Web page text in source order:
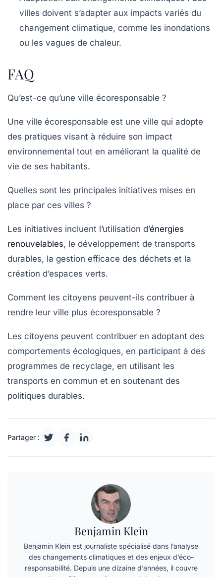
villes doivent s’adapter aux impacts variés du
changement climatique, comme les inondations
ou les vagues de chaleur.
FAQ
Qu’est-ce qu’une ville écoresponsable ?
Une ville écoresponsable est une ville qui adopte
des pratiques visant à réduire son impact
environnemental tout en améliorant la qualité de
vie de ses habitants.
Quelles sont les principales initiatives mises en
place par ces villes ?
Les initiatives incluent l’utilisation d’énergies
renouvelables, le développement de transports
durables, la gestion efficace des déchets et la
création d’espaces verts.
Comment les citoyens peuvent-ils contribuer à
rendre leur ville plus écoresponsable ?
Les citoyens peuvent contribuer en adoptant des
comportements écologiques, en participant à des
programmes de recyclage, en utilisant les
transports en commun et en soutenant des
politiques durables.
Partager :
Benjamin Klein
Benjamin Klein est journaliste spécialisé dans l’analyse
des changements climatiques et des enjeux d’éco-
responsabilité. Depuis une dizaine d’années, il couvre